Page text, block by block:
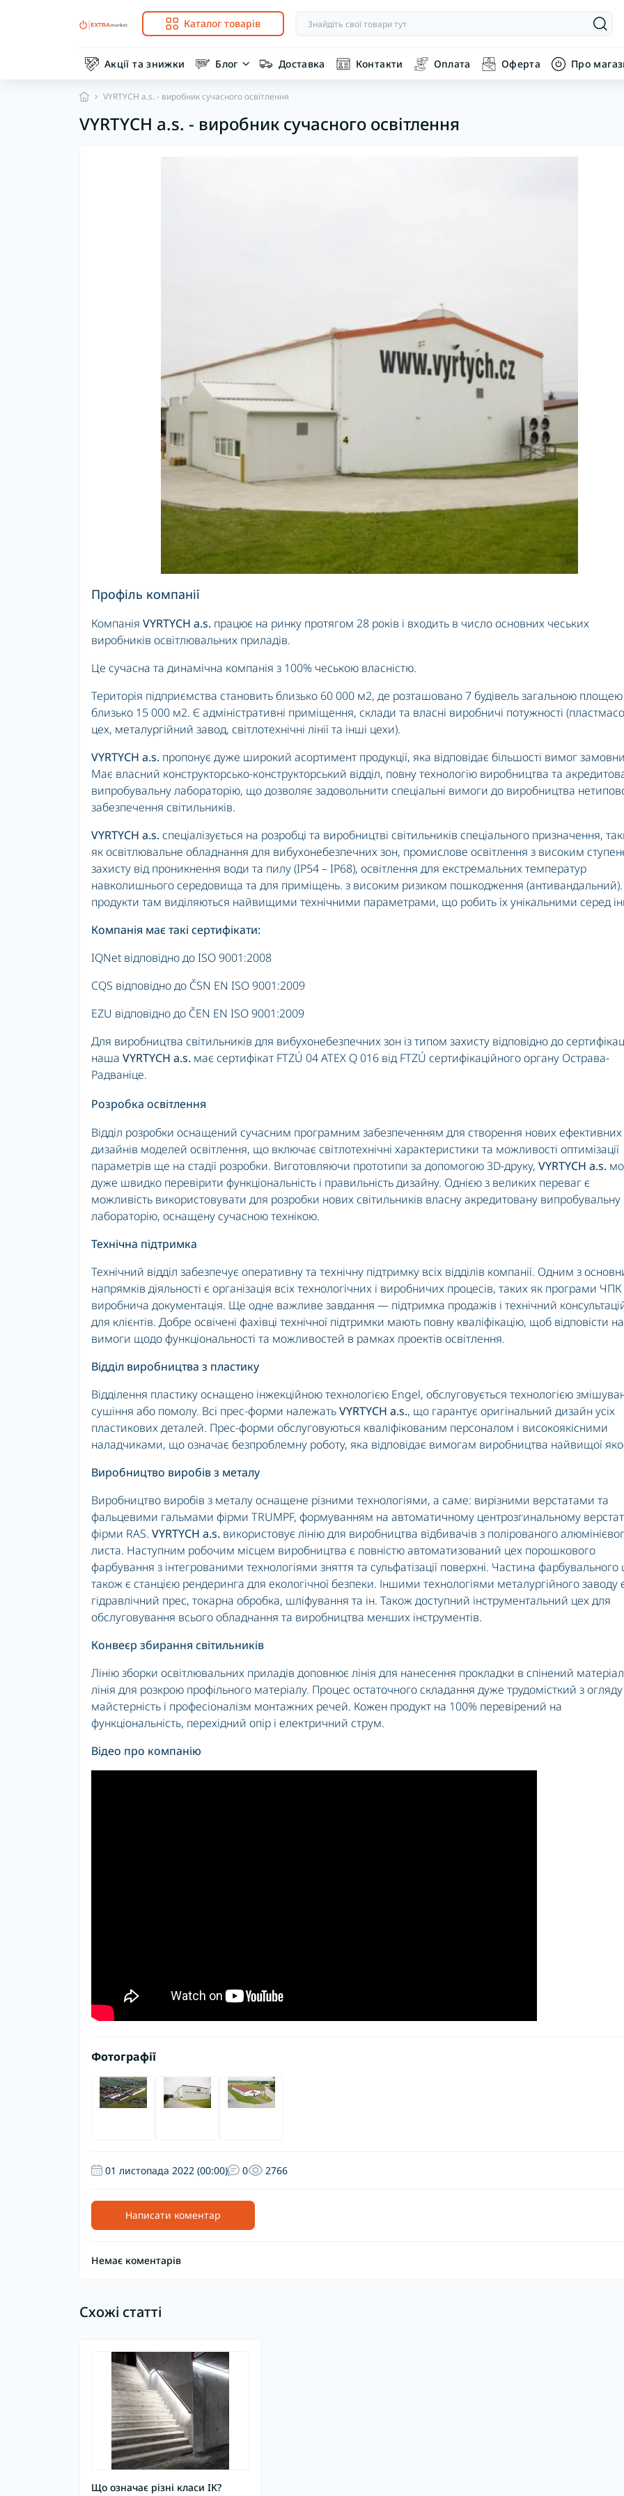
Каталог товарів
Акції та знижки Блог Доставка Контакти Оплата Оферта Про
VYRTYCH a.s. - виробник сучасного освітлення
VYRTYCH a.s. - виробник сучасного освітлення
Профіль компанії
Компанія VYRTYCH a.s. працює на ринку протягом 28 років і входить в число основних чеських
виробників освітлювальних приладів.
Це сучасна та динамічна компанія з 100% чеською власністю.
Територія підприємства становить близько 60 000 м2, де розташовано 7 будівель загальною площею
близько 15 000 м2. Є адміністративні приміщення, склади та власні виробничі потужності
цех, металургійний завод, світлотехнічні лінії та інші цехи).
VYRTYCH a.s. пропонує дуже широкий асортимент продукції, яка відповідає більшості вимог
Має власний конструкторсько-конструкторський відділ, повну технологію виробництва та
випробувальну лабораторію, що дозволяє задовольнити спеціальні вимоги до виробництва
забезпечення світильників.
VYRTYCH a.s. спеціалізується на розробці та виробництві світильників спеціального призначення,
як освітлювальне обладнання для вибухонебезпечних зон, промислове освітлення з високим
захисту від проникнення води та пилу (IP54 – IP68), освітлення для екстремальних температур
навколишнього середовища та для приміщень. з високим ризиком пошкодження (антивандальний).
продукти там виділяються найвищими технічними параметрами, що робить їх унікальними серед
Компанія має такі сертифікати:
IQNet відповідно до ISO 9001:2008
CQS відповідно до ČSN EN ISO 9001:2009
EZU відповідно до ČEN EN ISO 9001:2009
Для виробництва світильників для вибухонебезпечних зон із типом захисту відповідно до
наша VYRTYCH a.s. має сертифікат FTZÚ 04 ATEX Q 016 від FTZÚ сертифікаційного органу Острава-
Радваніце.
Розробка освітлення
Відділ розробки оснащений сучасним програмним забезпеченням для створення нових ефективних
дизайнів моделей освітлення, що включає світлотехнічні характеристики та можливості оптимізації
параметрів ще на стадії розробки. Виготовляючи прототипи за допомогою 3D-друку, VYRTYCH a.s.
дуже швидко перевірити функціональність і правильність дизайну. Однією з великих переваг є
можливість використовувати для розробки нових світильників власну акредитовану випробувальну
лабораторію, оснащену сучасною технікою.
Технічна підтримка
Технічний відділ забезпечує оперативну та технічну підтримку всіх відділів компанії. Одним з
напрямків діяльності є організація всіх технологічних і виробничих процесів, таких як програми ЧПК
виробнича документація. Ще одне важливе завдання — підтримка продажів і технічний
для клієнтів. Добре освічені фахівці технічної підтримки мають повну кваліфікацію, щоб відповісти на
вимоги щодо функціональності та можливостей в рамках проектів освітлення.
Відділ виробництва з пластику
Відділення пластику оснащено інжекційною технологією Engel, обслуговується технологією
сушіння або помолу. Всі прес-форми належатьVYRTYCH a.s., що гарантує оригінальний дизайн усіх
пластикових деталей. Прес-форми обслуговуються кваліфікованим персоналом і високоякісними
наладчиками, що означає безпроблемну роботу, яка відповідає вимогам виробництва найвищої
Виробництво виробів з металу
Виробництво виробів з металу оснащене різними технологіями, а саме: вирізними верстатами та
фальцевими гальмами фірми TRUMPF, формуванням на автоматичному центрозгинальному
фірми RAS. VYRTYCH a.s. використовує лінію для виробництва відбивачів з полірованого
листа. Наступним робочим місцем виробництва є повністю автоматизований цех порошкового
фарбування з інтегрованими технологіями зняття та сульфатізації поверхні. Частина фарбувального
також є станцією рендеринга для екологічної безпеки. Іншими технологіями металургійного заводу
гідравлічний прес, токарна обробка, шліфування та ін. Також доступний інструментальний цех для
обслуговування всього обладнання та виробництва менших інструментів.
Конвеєр збирання світильників
Лінію зборки освітлювальних приладів доповнює лінія для нанесення прокладки в спінений матеріал
лінія для розкрою профільного матеріалу. Процес остаточного складання дуже трудомісткий з
майстерність і професіоналізм монтажних речей. Кожен продукт на 100% перевірений на
функціональність, перехідний опір і електричний струм.
Відео про компанію
Фотографії
01 листопада 2022 (00:00) 0 2766
Написати коментар
Немає коментарів
Архітектурне
освітлення
Якісна фурнітура Річні ліхтарі
Схожі статті
Що означає різні класи IK?